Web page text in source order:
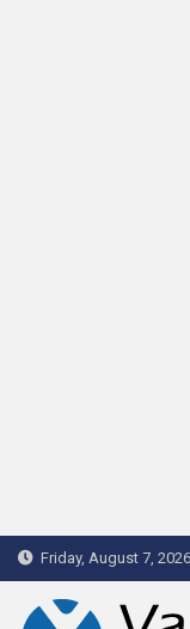
Skip
to
content
Friday, August 7, 2026